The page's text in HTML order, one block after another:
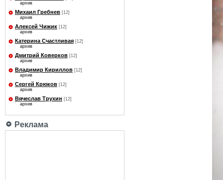
архив
Михаил Гребнев [12]
архив
Алексей Чижик [12]
архив
Катерина Счастливая [12]
архив
Дмитрий Коверков [12]
архив
Владимир Кириллов [12]
архив
Сергей Крюков [12]
архив
Вячеслав Трухин [12]
архив
Реклама